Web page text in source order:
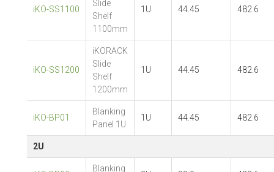
iKO-SS1100
Slide
Shelf
1100mm
1U 44.45 482.6
iKO-SS1200
iKORACK
Slide
Shelf
1200mm
1U 44.45 482.6
iKO-BP01
Blanking
Panel 1U
1U 44.45 482.6
2U
Blanking